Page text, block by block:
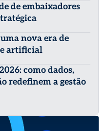
de embaixadores
nova era de
artificial
como dados,
redefinem a gestão